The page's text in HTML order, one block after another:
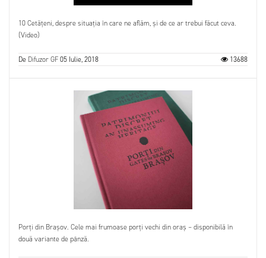
10 Cetățeni, despre situația în care ne aflăm, și de ce ar trebui făcut ceva.
(Video)
De Difuzor GF05 Iulie, 2018 13688
Porți din Brașov. Cele mai frumoase porți vechi din oraș – disponibilă în
două variante de pânză.